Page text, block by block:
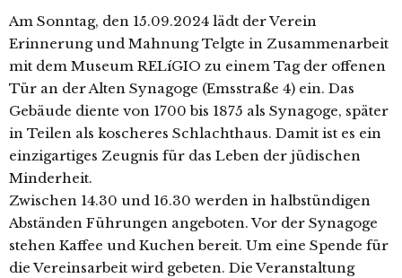
Am Sonntag, den 15.09.2024 lädt der Verein
Erinnerung und Mahnung Telgte in Zusammenarbeit
mit dem Museum RELíGIO zu einem Tag der offe­nen
Tür an der Alten Synagoge (Emsstraße 4) ein. Das
Gebäude dien­te von 1700 bis 1875 als Synagoge, spä­ter
in Teilen als kosche­res Schlachthaus. Damit ist es ein
ein­zig­ar­ti­ges Zeugnis für das Leben der jüdi­schen
Minderheit.
Zwischen 14.30 und 16.30 wer­den in halb­stün­di­gen
Abständen Führungen ange­bo­ten. Vor der Synagoge
ste­hen Kaffee und Kuchen bereit. Um eine Spende für
die Vereinsarbeit wird gebe­ten. Die Veranstaltung